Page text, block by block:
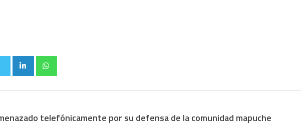
telefónicamente por su defensa de la comunidad mapuche